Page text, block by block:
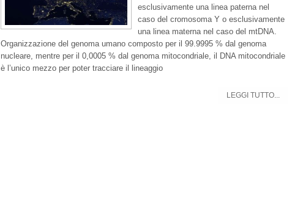
esclusivamente una linea paterna nel
caso del cromosoma Y o esclusivamente
una linea materna nel caso del mtDNA.
Organizzazione del genoma umano composto per il 99.9995 % dal genoma
nucleare, mentre per il 0,0005 % dal genoma mitocondriale, il DNA mitocondriale
è l’unico mezzo per poter tracciare il lineaggio
LEGGI TUTTO...